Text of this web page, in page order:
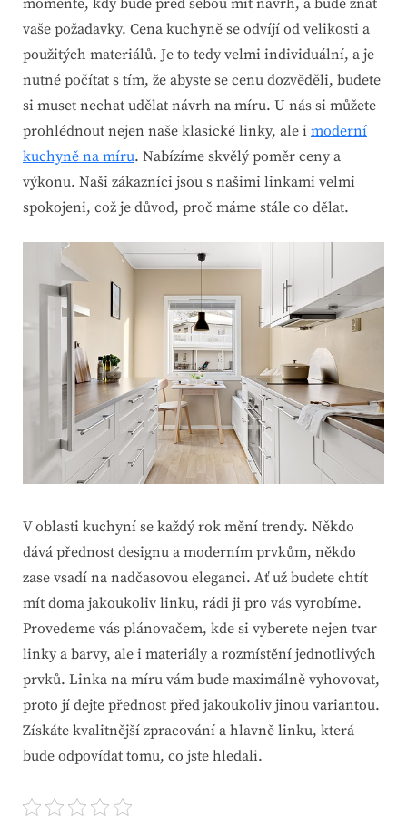
momentě, kdy bude před sebou mít návrh, a bude znát
vaše požadavky. Cena kuchyně se odvíjí od velikosti a
použitých materiálů. Je to tedy velmi individuální, a je
nutné počítat s tím, že abyste se cenu dozvěděli, budete
si muset nechat udělat návrh na míru. U nás si můžete
prohlédnout nejen naše klasické linky, ale i moderní
kuchyně na míru. Nabízíme skvělý poměr ceny a
výkonu. Naši zákazníci jsou s našimi linkami velmi
spokojeni, což je důvod, proč máme stále co dělat.
V oblasti kuchyní se každý rok mění trendy. Někdo
dává přednost designu a moderním prvkům, někdo
zase vsadí na nadčasovou eleganci. Ať už budete chtít
mít doma jakoukoliv linku, rádi ji pro vás vyrobíme.
Provedeme vás plánovačem, kde si vyberete nejen tvar
linky a barvy, ale i materiály a rozmístění jednotlivých
prvků. Linka na míru vám bude maximálně vyhovovat,
proto jí dejte přednost před jakoukoliv jinou variantou.
Získáte kvalitnější zpracování a hlavně linku, která
bude odpovídat tomu, co jste hledali.